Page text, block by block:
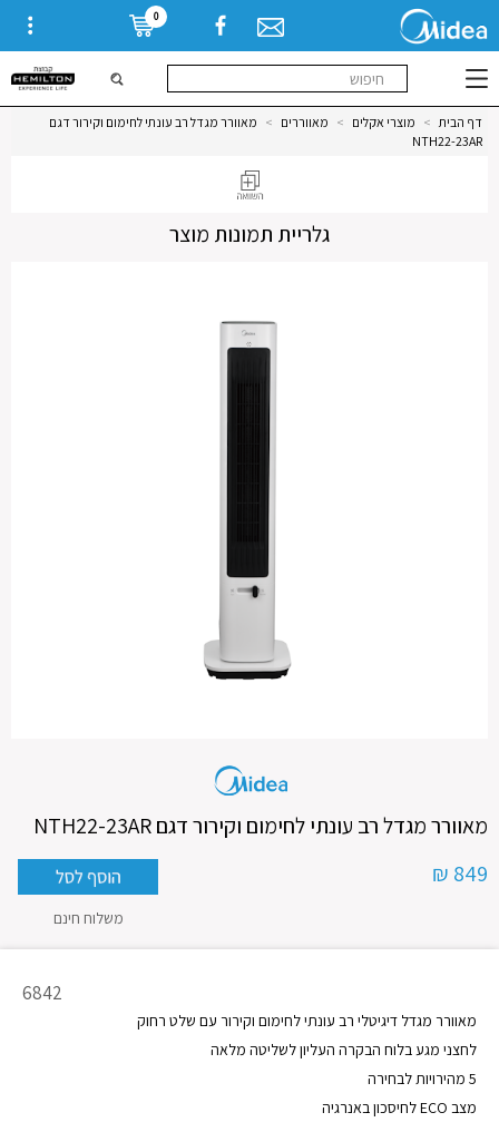
0
דף הבית > מוצרי אקלים > מאווררים > מאוורר מגדל רב עונתי לחימום וקירור דגם
NTH22-23AR
גלריית תמונות מוצר
מאוורר מגדל רב עונתי לחימום וקירור דגם NTH22-23AR
849 ₪
משלוח חינם
מק"ט
6842
מאוורר מגדל דיגיטלי רב עונתי לחימום וקירור עם שלט רחוק
לחצני מגע בלוח הבקרה העליון לשליטה מלאה
5 מהירויות לבחירה
מצב ECO לחיסכון באנרגיה